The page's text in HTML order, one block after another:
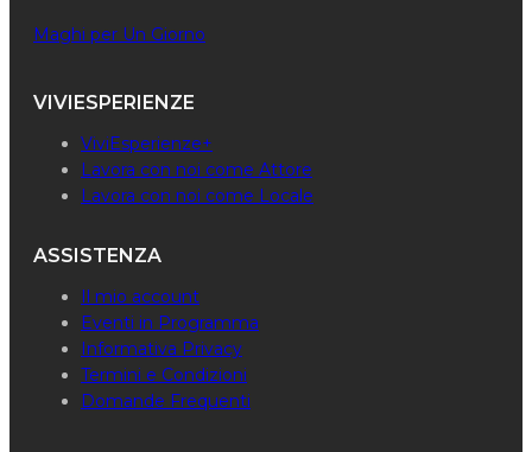
Maghi per Un Giorno
VIVIESPERIENZE
ViviEsperienze+
Lavora con noi come Attore
Lavora con noi come Locale
ASSISTENZA
Il mio account
Eventi in Programma
Informativa Privacy
Termini e Condizioni
Domande Frequenti